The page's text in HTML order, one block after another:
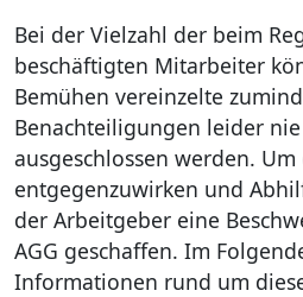
Bei der Vielzahl der beim
beschäftigten Mitarbeiter
Bemühen vereinzelte
Benachteiligungen leider nie
ausgeschlossen werden. Um
entgegenzuwirken und
der Arbeitgeber eine
AGG geschaffen. Im
Informationen rund um